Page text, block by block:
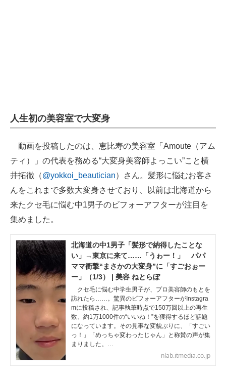
人生初の美容室で大変身
動画を投稿したのは、恵比寿の美容室「Amoute（アム
ティ）」の代表を務める“大変身美容師よっこい”こと横
井拓徹（@yokkoi_beautician）さん。髪形に悩むお客さ
んをこれまで多数大変身させており、以前は北海道から
来たクセ毛に悩む中1男子のビフォーアフターが注目を
集めました。
北海道の中1男子「髪形で納得したことな
い」→東京に来て……「うゎー！」 パパ
ママ衝撃“まさかの大変身”に「すごおぉー
ー」（1/3） | 美容 ねとらぼ
クセ毛に悩む中学生男子が、プロ美容師のもとを
訪れたら……。驚異のビフォーアフターがInstagra
mに投稿され、記事執筆時点で150万回以上の再生
数、約1万1000件の“いいね！”を獲得するほど話題
になっています。その見事な変貌ぶりに、「すごい
っ！」「めっちゃ変わったじゃん」と称賛の声が集
まりました。…
nlab.itmedia.co.jp